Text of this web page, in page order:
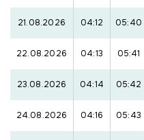
21.08.2026 04:12 05:40
22.08.2026 04:13 05:41
23.08.2026 04:14 05:42
24.08.2026 04:16 05:43